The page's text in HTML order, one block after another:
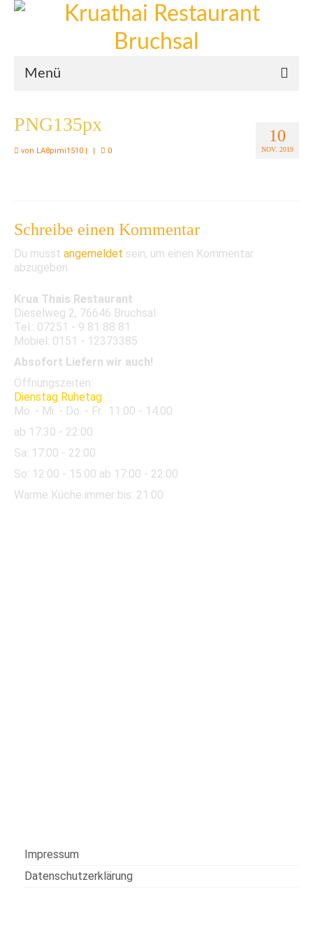
Menü
10
NOV. 2019
PNG135px
von LA8pimi1510 | | 0
Schreibe einen Kommentar
Du musst angemeldet sein, um einen Kommentar
abzugeben.
Krua Thais Restaurant
Dieselweg 2, 76646 Bruchsal
Tel.: 07251 - 9 81 88 81
Mobiel: 0151 - 12373385
Absofort Liefern wir auch!
Öffnungszeiten:
Dienstag Ruhetag
Mo. - Mi. - Do. - Fr. 11:00 - 14:00
ab 17:30 - 22:00
Sa: 17:00 - 22:00
So: 12:00 - 15:00 ab 17:00 - 22:00
Warme Küche immer bis: 21:00
Impressum
Datenschutzerklärung